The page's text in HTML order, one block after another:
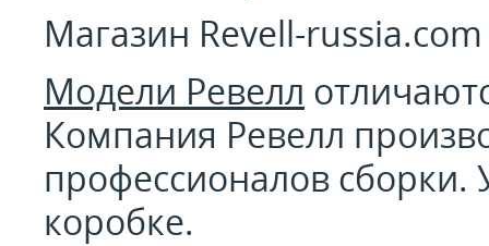
Магазин Revell-
Модели Ревелл
Компания Ревелл
профессионалов сборки.
коробке.